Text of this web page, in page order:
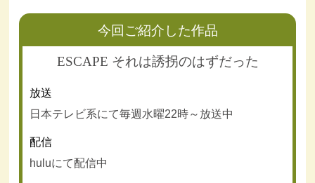
今回ご紹介した作品
ESCAPE それは誘拐のはずだった
放送
日本テレビ系にて毎週水曜22時～放送中
配信
huluにて配信中